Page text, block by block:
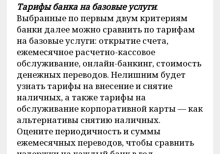
Тарифы банкана базовые услуги.
Выбранные по первым двум критериям
банки далее можно сравнить по тарифам
на базовые услуги: открытие счета,
ежемесячное расчетно-кассовое
обслуживание, онлайн-банкинг, стоимость
денежных переводов. Нелишним будет
узнать тарифы на внесение и снятие
наличных, а также тарифы на
обслуживание корпоративной карты — как
альтернативы снятию наличных.
Оцените периодичность и суммы
ежемесячных переводов, чтобы сравнить